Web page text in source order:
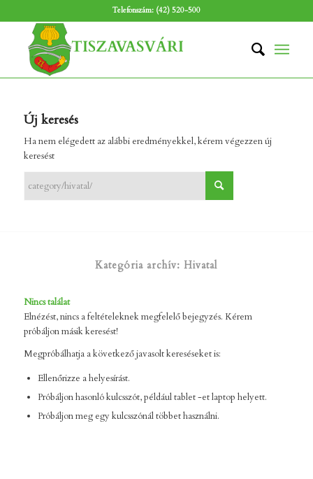
Telefonszám: (42) 520-500
Új keresés
Ha nem elégedett az alábbi eredményekkel, kérem végezzen új
keresést
Kategória archív: Hivatal
Nincs találat
Elnézést, nincs a feltételeknek megfelelő bejegyzés. Kérem
próbáljon másik keresést!
Megpróbálhatja a következő javasolt kereséseket is:
Ellenőrizze a helyesírást.
Próbáljon hasonló kulcsszót, például tablet -et laptop helyett.
Próbáljon meg egy kulcsszónál többet használni.